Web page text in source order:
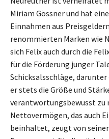
Miriam Gössner und hat
Einnahmen aus
renommierten Marken wie
sich Felix auch durch die
für die Förderung junger
Schicksalsschläge,
er stets die Größe und
verantwortungsbewusst zu
Nettovermögen, das auch
beinhaltet, zeugt von